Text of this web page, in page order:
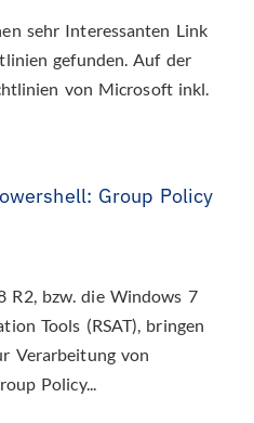
sehr Interessanten Link
gefunden. Auf der
von Microsoft inkl.
Group Policy
R2, bzw. die Windows 7
Tools (RSAT), bringen
Verarbeitung von
Policy...